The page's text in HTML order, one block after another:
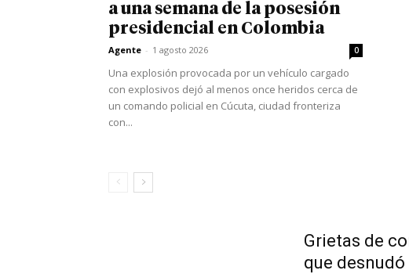
a una semana de la posesión
presidencial en Colombia
Agente - 1 agosto 2026 0
Una explosión provocada por un vehículo cargado
con explosivos dejó al menos once heridos cerca de
un comando policial en Cúcuta, ciudad fronteriza
con...
Grietas de
que